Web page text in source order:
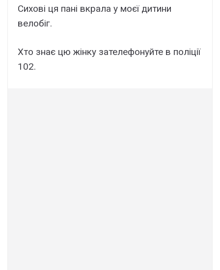
Сихові ця пані вкрала у моєї дитини
велобіг.
Хто знає цю жінку зателефонуйте в поліції
102.